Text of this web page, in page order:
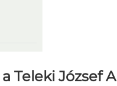
Teleki József